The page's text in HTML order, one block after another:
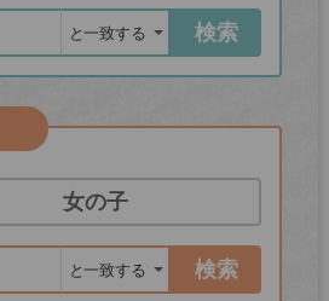
検索
女の子
検索